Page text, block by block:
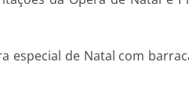
especial de Natal com